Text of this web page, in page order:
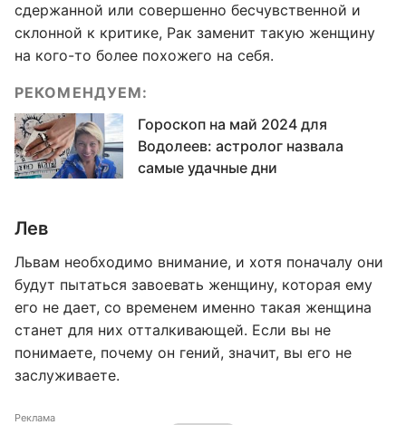
сдержанной или совершенно бесчувственной и
склонной к критике, Рак заменит такую женщину
на кого-то более похожего на себя.
РЕКОМЕНДУЕМ:
Гороскоп на май 2024 для
Водолеев: астролог назвала
самые удачные дни
Лев
Львам необходимо внимание, и хотя поначалу они
будут пытаться завоевать женщину, которая ему
его не дает, со временем именно такая женщина
станет для них отталкивающей. Если вы не
понимаете, почему он гений, значит, вы его не
заслуживаете.
Реклама